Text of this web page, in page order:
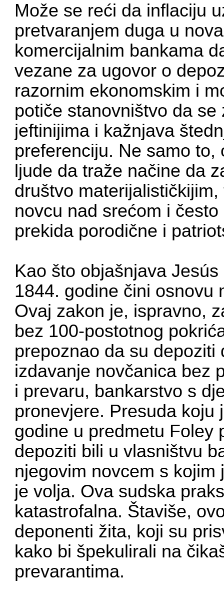
Može se reći da inflaciju
pretvaranjem duga u
komercijalnim bankama
vezane za ugovor o
razornim ekonomskim i
potiče stanovništvo da
jeftinijima i kažnjava
preferenciju. Ne samo
ljude da traže načine da
društvo
novcu nad srećom i
prekida porodične i
Kao što objašnjava
1844. godine čini osnovu
Ovaj zakon je, ispravno,
bez 100-postotnog
prepoznao da su
izdavanje novčanica bez
i prevaru, bankarstvo s
pronevjere. Presuda koju
godine u predmetu Foley
depoziti bili u vlasništvu
njegovim novcem s
je volja. Ova sudska
katastrofalna. Štaviše,
deponenti žita, koji su
kako bi špekulirali na
prevarantima.